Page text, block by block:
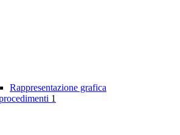
Rappresentazione grafica
1